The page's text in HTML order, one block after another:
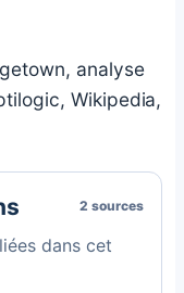
analyse
Wikipedia,
2 sources
dans cet